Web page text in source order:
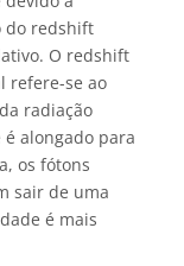
do redshift
O redshift
refere-se ao
radiação
alongado para
os fótons
sair de uma
é mais